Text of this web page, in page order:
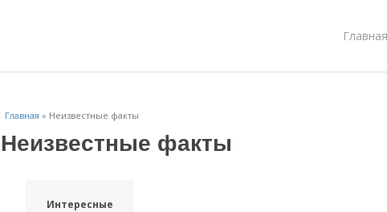
Главная
Главная » Неизвестные факты
Неизвестные факты
Интересные